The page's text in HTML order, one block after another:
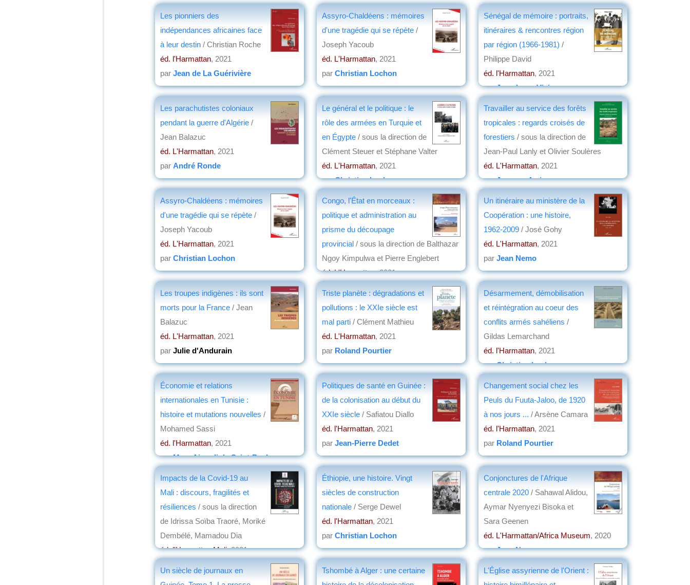
Les pionniers des
indépendances africaines face
à leur destin / Christian Roche
éd. l'Harmattan, 2021
par Jean de La Guérivière
Assyro-Chaldéens : mémoires
d'une tragédie qui se répète /
Joseph Yacoub
éd. L'Harmattan, 2021
par Christian Lochon
Sénégal de mémoire : portraits,
itinéraires & rencontres région
par région (1966-1981) /
Philippe David
éd. l'Harmattan, 2021
parJean-Loup Vivier
Les parachutistes coloniaux
pendant la guerre d'Algérie /
Jean Balazuc
éd. L'Harmattan, 2021
par André Ronde
Le général et le politique : le
rôle des armées en Turquie et
en Égypte / sous la direction de
Clément Steuer et Stéphane Valter
éd. L'Harmattan, 2021
parChristian Lochon
Travailler au service des forêts
tropicales : regards croisés de
forestiers / sous la direction de
Jean-Paul Lanly et Olivier Soulères
éd. L'Harmattan, 2021
parJacques Arrignon
Assyro-Chaldéens : mémoires
d'une tragédie qui se répète /
Joseph Yacoub
éd. L'Harmattan, 2021
par Christian Lochon
Congo, l'État en morceaux :
politique et administration au
prisme du découpage
provincial / sous la direction de Balthazar
Ngoy Kimpulwa et Pierre Englebert
éd. L'Harmattan, 2021
Un itinéraire au ministère de la
Coopération : une histoire,
1962-2009 / José Gohy
éd. L'Harmattan, 2021
par Jean Nemo
Les troupes indigènes : ils sont
morts pour la France / Jean
Balazuc
éd. L'Harmattan, 2021
par Julie d'Andurain
Triste planète : dégradations et
pollutions : le XXIe siècle est
mal parti / Clément Mathieu
éd. L'Harmattan, 2021
par Roland Pourtier
Désarmement, démobilisation
et réintégration au coeur des
conflits armés sahéliens /
Gildas Lemarchand
éd. l'Harmattan, 2021
parChristian Lochon
Économie et relations
internationales en Tunisie :
histoire et mutations nouvelles /
Mohamed Sassi
éd. l'Harmattan, 2021
parMarc Aicardi de Saint-Paul
Politiques de santé en Guinée :
de la colonisation au début du
XXIe siècle / Safiatou Diallo
éd. l'Harmattan, 2021
par Jean-Pierre Dedet
Changement social chez les
Peuls du Fuuta-Jaloo, de 1920
à nos jours ... / Arsène Camara
éd. l'Harmattan, 2021
par Roland Pourtier
Impacts de la Covid-19 au
Mali : discours, fragilités et
résiliences / sous la direction
de Idrissa Soïba Traoré, Moriké
Dembélé, Mamadou Dia
éd. l'Harmattan Mali, 2021
Éthiopie, une histoire. Vingt
siècles de construction
nationale / Serge Dewel
éd. l'Harmattan, 2021
par Christian Lochon
Conjonctures de l'Afrique
centrale 2020 / Sahawal Alidou,
Aymar Nyenyezi Bisoka et
Sara Geenen
éd. L'Harmattan/Africa Museum, 2020
parJean Nemo
Un siècle de journaux en
Tshombé à Alger : une certaine
L'Église assyrienne de l'Orient :